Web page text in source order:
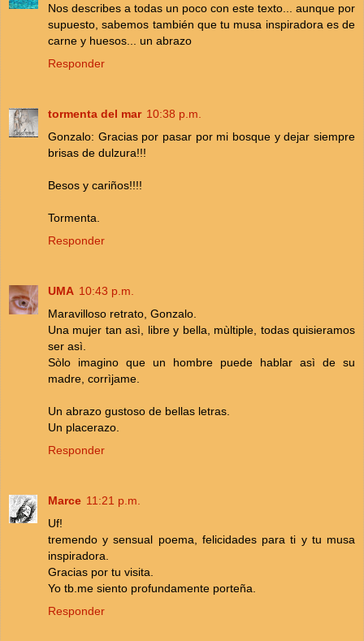
Nos describes a todas un poco con este texto... aunque por
supuesto, sabemos también que tu musa inspiradora es de
carne y huesos... un abrazo
Responder
tormenta del mar 10:38 p.m.
Gonzalo: Gracias por pasar por mi bosque y dejar siempre
brisas de dulzura!!!
Besos y cariños!!!!
Tormenta.
Responder
UMA 10:43 p.m.
Maravilloso retrato, Gonzalo.
Una mujer tan asì, libre y bella, mùltiple, todas quisieramos
ser asì.
Sòlo imagino que un hombre puede hablar asì de su
madre, corrìjame.
Un abrazo gustoso de bellas letras.
Un placerazo.
Responder
Marce 11:21 p.m.
Uf!
tremendo y sensual poema, felicidades para ti y tu musa
inspiradora.
Gracias por tu visita.
Yo tb.me siento profundamente porteña.
Responder